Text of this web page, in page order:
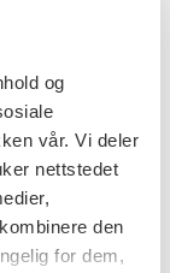
og
vår. Vi deler
nettstedet
den
for dem,